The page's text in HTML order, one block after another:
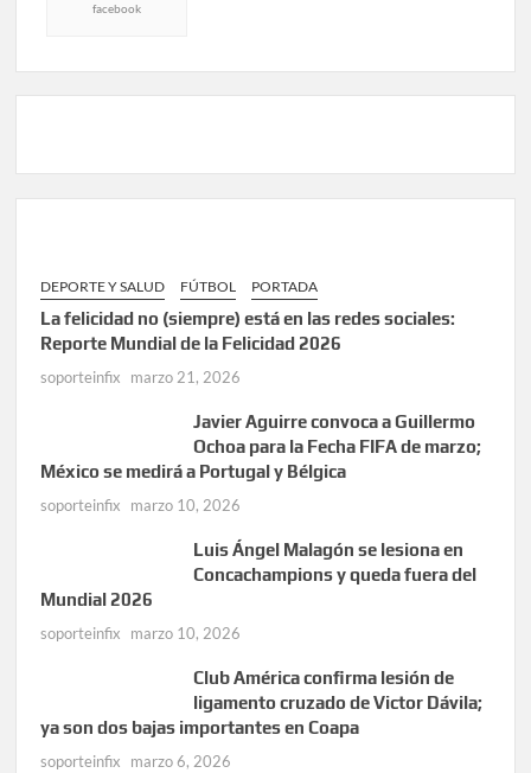
facebook
DEPORTE Y SALUD FÚTBOL PORTADA
La felicidad no (siempre) está en las redes sociales:
Reporte Mundial de la Felicidad 2026
soporteinfix marzo 21, 2026
Javier Aguirre convoca a Guillermo
Ochoa para la Fecha FIFA de marzo;
México se medirá a Portugal y Bélgica
soporteinfix marzo 10, 2026
Luis Ángel Malagón se lesiona en
Concachampions y queda fuera del
Mundial 2026
soporteinfix marzo 10, 2026
Club América confirma lesión de
ligamento cruzado de Victor Dávila;
ya son dos bajas importantes en Coapa
soporteinfix marzo 6, 2026